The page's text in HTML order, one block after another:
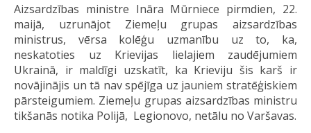
Aizsardzības ministre Ināra Mūrniece pirmdien, 22.
maijā, uzrunājot Ziemeļu grupas aizsardzības
ministrus, vērsa kolēģu uzmanību uz to, ka,
neskatoties uz Krievijas lielajiem zaudējumiem
Ukrainā, ir maldīgi uzskatīt, ka Krieviju šis karš ir
novājinājis un tā nav spējīga uz jauniem stratēģiskiem
pārsteigumiem. Ziemeļu grupas aizsardzības ministru
tikšanās notika Polijā, Legionovo, netālu no Varšavas.